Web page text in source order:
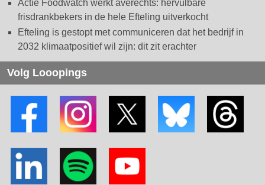
Actie Foodwatch werkt averechts: hervulbare
frisdrankbekers in de hele Efteling uitverkocht
Efteling is gestopt met communiceren dat het bedrijf in
2032 klimaatpositief wil zijn: dit zit erachter
Volg Looopings